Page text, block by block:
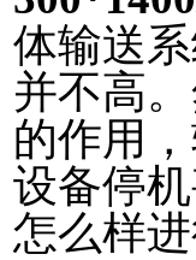
体输送
并不高
的作用
设备停
怎么样